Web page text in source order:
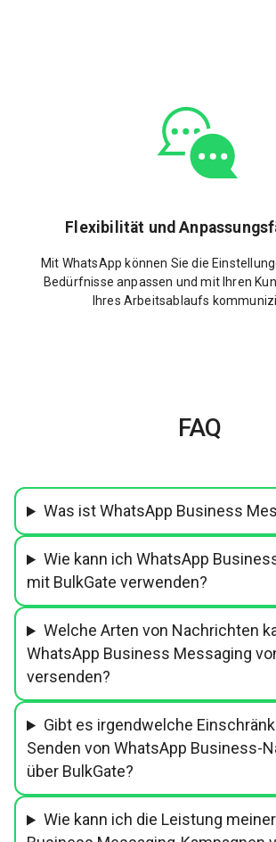
Flexibilität und
Mit WhatsApp können Sie die
Bedürfnisse anpassen und mit Ihren
Ihres Arbeitsablaufs
FAQ
Was ist WhatsApp Business
Wie kann ich WhatsApp
mit BulkGate verwenden?
Welche Arten von Nachrichten
WhatsApp Business Messaging
versenden?
Gibt es irgendwelche
Senden von WhatsApp Business-
über BulkGate?
Wie kann ich die Leistung